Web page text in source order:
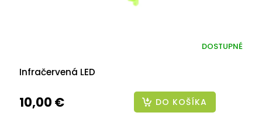
Infračervená LED
DOSTUPNÉ
10,00 € DO KOŠÍKA